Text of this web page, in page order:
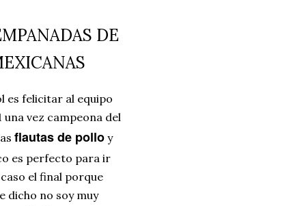
DE
es felicitar al equipo
vez campeona del
flautas de polloy
es perfecto para ir
el final porque
dicho no soy muy